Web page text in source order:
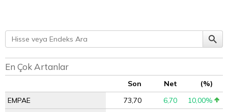
En Çok Artanlar
Son Net
(%)
EMPAE
73,70 6,70
10,00%